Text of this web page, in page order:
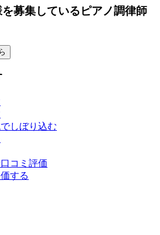
募集しているピアノ調律師
しぼり込む
コミ評価
する